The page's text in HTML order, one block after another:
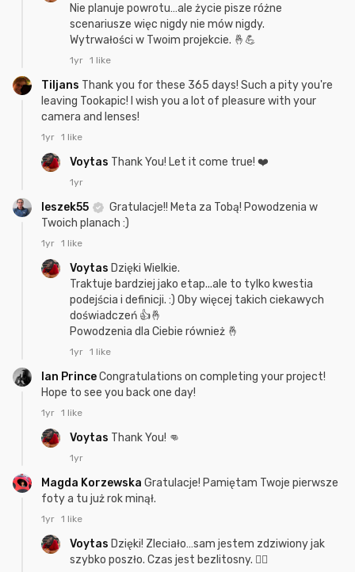
Nie planuje powrotu…ale życie pisze różne
scenariusze więc nigdy nie mów nigdy.
Wytrwałości w Twoim projekcie. 🤞💪
1yr 1 like
Tiljans Thank you for these 365 days! Such a pity you're
leaving Tookapic! I wish you a lot of pleasure with your
camera and lenses!
1yr 1 like
Voytas Thank You! Let it come true! ❤️
1yr
leszek55
Gratulacje!! Meta za Tobą! Powodzenia w
Twoich planach :)
1yr 1 like
Voytas Dzięki Wielkie.
Traktuje bardziej jako etap...ale to tylko kwestia
podejścia i definicji. :) Oby więcej takich ciekawych
doświadczeń 👍🤞
Powodzenia dla Ciebie również 🤞
1yr 1 like
Ian PrinceCongratulations on completing your project!
Hope to see you back one day!
1yr 1 like
Voytas Thank You! 👊
1yr
Magda Korzewska Gratulacje! Pamiętam Twoje pierwsze
foty a tu już rok minął.
1yr 1 like
Voytas Dzięki! Zleciało…sam jestem zdziwiony jak
szybko poszło. Czas jest bezlitosny. 🤷‍♂️